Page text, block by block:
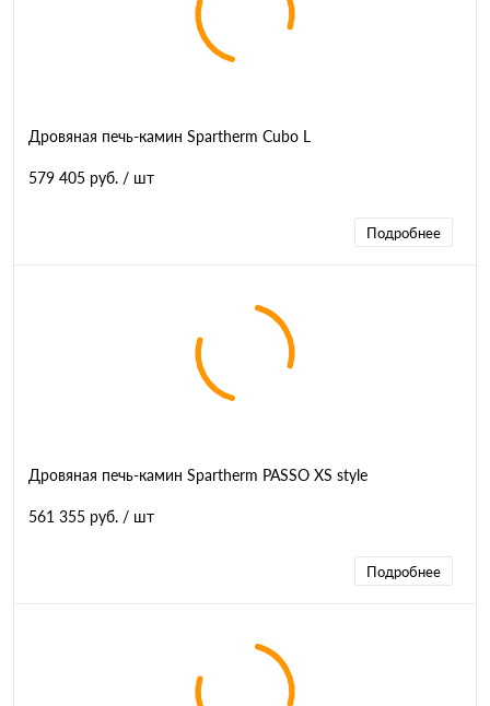
Дровяная печь-камин Spartherm Cubo L
579 405 руб. / шт
Подробнее
Дровяная печь-камин Spartherm PASSO XS style
561 355 руб. / шт
Подробнее